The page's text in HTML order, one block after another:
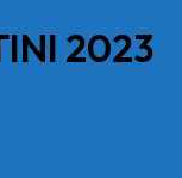
2023